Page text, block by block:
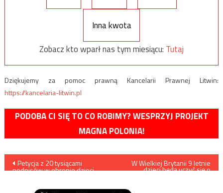
Inna kwota
Zobacz kto wparł nas tym miesiącu: Tutaj
Dziękujemy za pomoc prawną Kancelarii Prawnej Litwin:
https://kancelaria-litwin.pl
PODOBA CI SIĘ TO CO ROBIMY? WESPRZYJ PROJEKT
MAGNA POLONIA!
Nawigacja
Petycja z 20 tysiącami
podpisów w obronie dzieci
W Wielkiej Brytanii 9 letnie
dzieci będą uczyć się o